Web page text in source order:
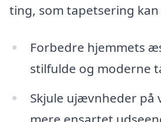
ting, som tapetsering
Forbedre hjemmets
stilfulde og moderne
Skjule ujævnheder